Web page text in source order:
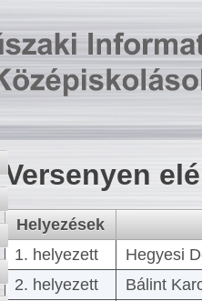
Versenyen
Helyezések
1. helyezett
Hegyesi
2. helyezett
Bálint